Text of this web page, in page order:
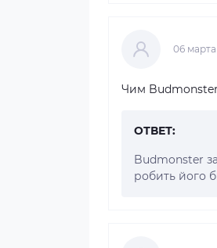
06 марта
Чим Budmonster
ОТВЕТ:
Budmonster
робить його